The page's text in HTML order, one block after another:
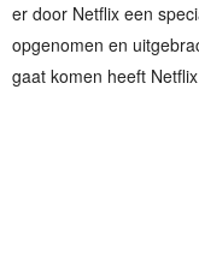
er door Netflix een
opgenomen en
gaat komen heeft